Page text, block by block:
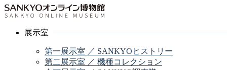
展示室
第一展示室 ／ SANKYOヒストリー
第二展示室 ／ 機種コレクション